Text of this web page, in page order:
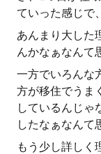
ていった感じで、
あんまり大した
んかなぁなんて
一方でいろんな
方が移住でうま
しているんじゃ
したなぁなんて
もう少し詳しく